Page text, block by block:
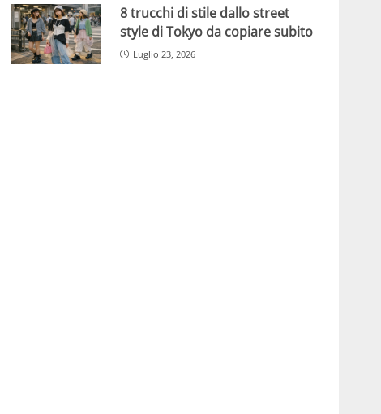
8 trucchi di stile dallo street
style di Tokyo da copiare subito
Luglio 23, 2026